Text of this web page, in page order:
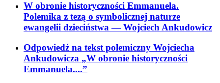
W obronie historyczności Emmanuela.
Polemika z tezą o symbolicznej naturze
ewangelii dzieciństwa— Wojciech Ankudowicz
Odpowiedź na tekst polemiczny Wojciecha
Ankudowicza „W obronie historyczności
Emmanuela....”